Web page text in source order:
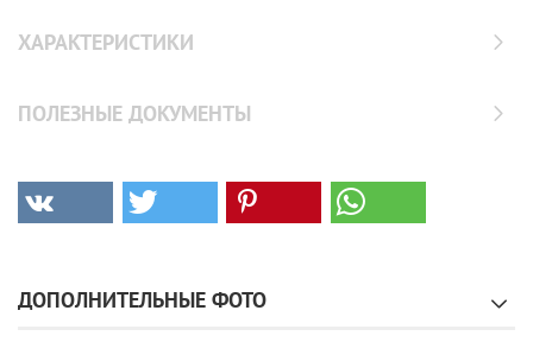
ХАРАКТЕРИСТИКИ
ПОЛЕЗНЫЕ ДОКУМЕНТЫ
ДОПОЛНИТЕЛЬНЫЕ ФОТО